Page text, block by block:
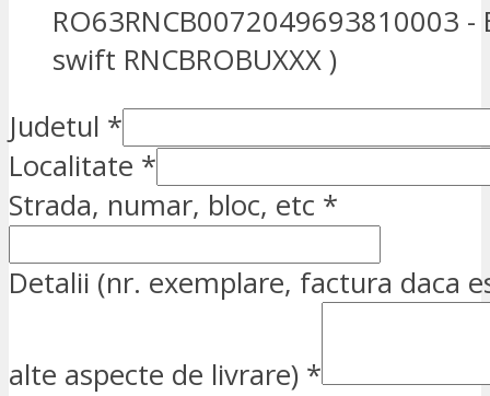
RO63RNCB0072049693810003 -
swift RNCBROBUXXX )
Judetul *
Localitate *
Strada, numar, bloc, etc *
Detalii (nr. exemplare, factura daca
alte aspecte de livrare) *